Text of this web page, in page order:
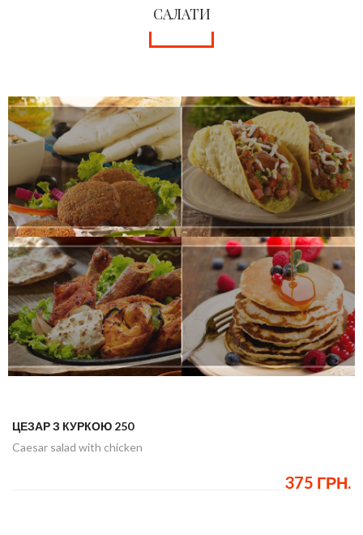
САЛАТИ
ЦЕЗАР З КУРКОЮ 250
Caesar salad with chicken
375 ГРН.